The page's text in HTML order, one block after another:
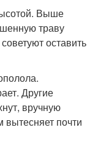
Выше
траву
оставить
Другие
вручную
вытесняет почти